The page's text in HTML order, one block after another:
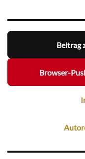
Beitrag
Browser-